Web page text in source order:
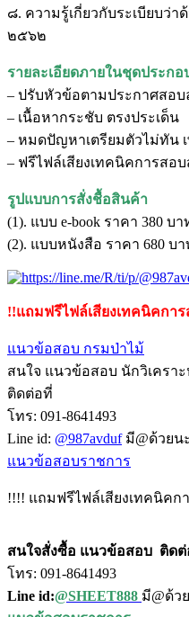
๘. ความรู้เกี่ยวกับระเบียบว่
๒๕๖๒
รายละเอียดภายในชุดประกอ
– ปรับหัวข้อตามประกาศสอ
– เนื้อหากระชับ ตรงประเด็น
– หมดปัญหาเตรียมตัวไม่ทัน
– ฟรีไฟล์เสียงเทคนิคการส
รูปแบบการสั่งชื้อสินค้า
(1). แบบ e-book ราคา 380 บ
(2). แบบหนังสือ ราคา 680 บ
!!แถมฟรีไฟล์เสียงเทคนิคกา
แนวข้อสอบ กรมป่าไม้
สนใจ แนวข้อสอบ นักวิเครา
ติดต่อที่
โทร: 091-8641493
Line id: @987avdufมี@ด้วยน
แนวข้อสอบราชการ
!!!! แถมฟรีไฟล์เสียงเทคนิค
สนใจสั่งซื้อ แนวข้อสอบ ติด
โทร: 091-8641493
Line id:@SHEET888 มี@ด้ว